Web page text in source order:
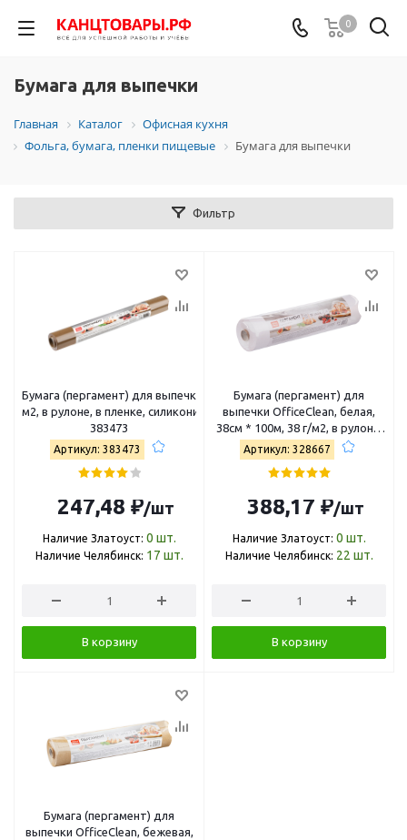
0
Бумага для выпечки
Главная Каталог
Офисная кухня
Фольга, бумага, пленки пищевые
Бумага для выпечки
Фильтр
Бумага (пергамент) для выпечки OfficeClean, бежевая, 38см*25м, 35г/
м2, в рулоне, в пленке, силиконизированная
383473
Артикул: 383473
247,48 ₽/шт
Наличие Златоуст: 0 шт.
Наличие Челябинск: 17 шт.
В корзину
Бумага (пергамент) для
выпечки OfficeClean, белая,
38см * 100м, 38 г/м2, в рулоне,
в пленке, без сил
Артикул: 328667
388,17 ₽/шт
Наличие Златоуст: 0 шт.
Наличие Челябинск: 22 шт.
В корзину
Бумага (пергамент) для
выпечки OfficeClean, бежевая,